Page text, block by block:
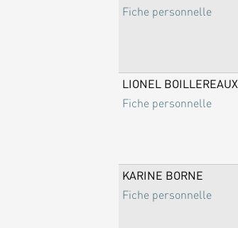
Fiche personnelle
LIONEL BOILLEREAUX
Fiche personnelle
KARINE BORNE
Fiche personnelle